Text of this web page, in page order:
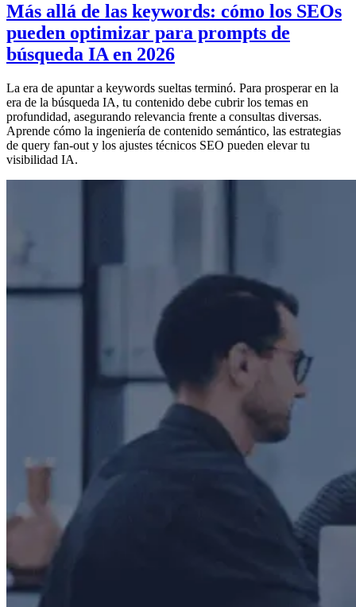
Más allá de las keywords: cómo los SEOs
pueden optimizar para prompts de
búsqueda IA en 2026
La era de apuntar a keywords sueltas terminó. Para prosperar en la
era de la búsqueda IA, tu contenido debe cubrir los temas en
profundidad, asegurando relevancia frente a consultas diversas.
Aprende cómo la ingeniería de contenido semántico, las estrategias
de query fan-out y los ajustes técnicos SEO pueden elevar tu
visibilidad IA.